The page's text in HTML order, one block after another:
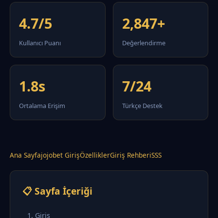
4.7/5
Kullanıcı Puanı
2,847+
Değerlendirme
1.8s
Ortalama Erişim
7/24
Türkçe Destek
Ana Sayfajojobet GirişÖzelliklerGiriş RehberiSSS
📋 Sayfa İçeriği
1. Giriş